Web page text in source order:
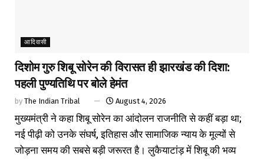
आदिवासी
दिशोम गुरु शिबू सोरेन की विरासत ही झारखंड की दिशा:
पहली पुण्यतिथि पर बोले हेमंत
by The Indian Tribal August 4, 2026
मुख्यमंत्री ने कहा शिबू सोरेन का आंदोलन राजनीति से कहीं बड़ा था;
नई पीढ़ी को उनके संघर्ष, इतिहास और सामाजिक न्याय के मूल्यों से
जोड़ना समय की सबसे बड़ी जरूरत है। लुकैयाटांड़ में शिबू की भव्य